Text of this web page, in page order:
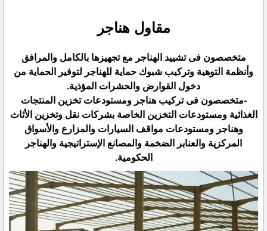
مقاول هناجر
متخصصون فى تشييد الهناجر مع تجهيزها بالكامل والمرافق
وأنظمة التوهية وتركيب شبوك حماية للهناجر لتوفير الحماية ‏من
دخول القوارض والحشرات المؤذية.‏
‏-متخصصون فى تركيب هناجر ومستودعات تخزين المنتجات
الغذائية ومستودعات التخزين الخاصة بشركات نقل ‏وتخزين الأثاث
وهناجر ومستودعات مواقف السيارات والمزارع والأسواق
المركزية والعنابر الضخمة والمصانع ‏الإستراتيجية والهناجر
الحكومية.‏